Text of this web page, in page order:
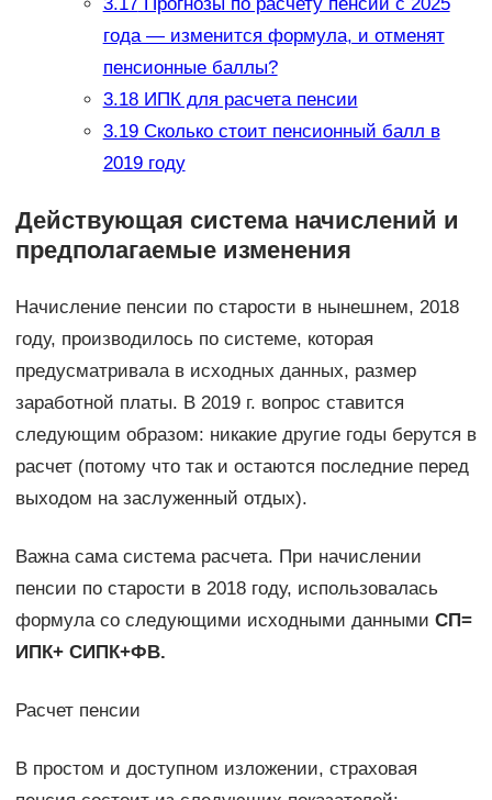
3.17Прогнозы по расчету пенсий с 2025
года — изменится формула, и отменят
пенсионные баллы?
3.18ИПК для расчета пенсии
3.19Сколько стоит пенсионный балл в
2019 году
Действующая система начислений и
предполагаемые изменения
Начисление пенсии по старости в нынешнем, 2018
году, производилось по системе, которая
предусматривала в исходных данных, размер
заработной платы. В 2019 г. вопрос ставится
следующим образом: никакие другие годы берутся в
расчет (потому что так и остаются последние перед
выходом на заслуженный отдых).
Важна сама система расчета. При начислении
пенсии по старости в 2018 году, использовалась
формула со следующими исходными данными СП=
ИПК+ СИПК+ФВ.
Расчет пенсии
В простом и доступном изложении, страховая